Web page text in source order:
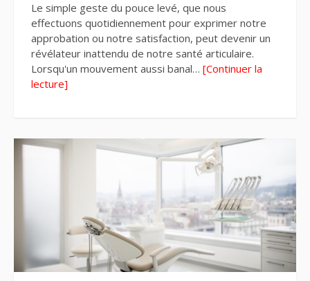
Le simple geste du pouce levé, que nous
effectuons quotidiennement pour exprimer notre
approbation ou notre satisfaction, peut devenir un
révélateur inattendu de notre santé articulaire.
Lorsqu'un mouvement aussi banal… [Continuer la
lecture]